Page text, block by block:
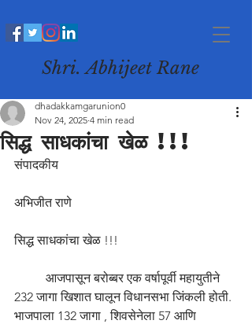
Shri. Abhijeet Rane
सिद्ध साधकांचा खेळ !!!
dhadakkamgarunion0
Nov 24, 2025 4 min read
संपादकीय
अभिजीत राणे
सिद्ध साधकांचा खेळ !!!
232 जागा खिशात घालून विधानसभा जिंकली होती.
भाजपाला 132 जागा , शिवसेनेला 57 आणि